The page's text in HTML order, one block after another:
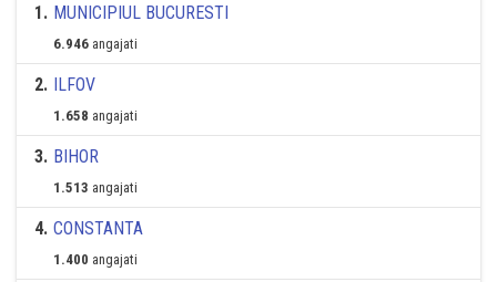
1. MUNICIPIUL BUCURESTI
6.946 angajati
2. ILFOV
1.658 angajati
3. BIHOR
1.513 angajati
4. CONSTANTA
1.400 angajati